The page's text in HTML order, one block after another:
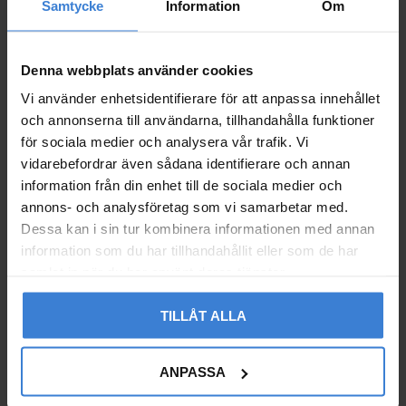
Samtycke Information Om
Denna webbplats använder cookies
Vi använder enhetsidentifierare för att anpassa innehållet
och annonserna till användarna, tillhandahålla funktioner
för sociala medier och analysera vår trafik. Vi
vidarebefordrar även sådana identifierare och annan
information från din enhet till de sociala medier och
annons- och analysföretag som vi samarbetar med.
Dessa kan i sin tur kombinera informationen med annan
information som du har tillhandahållit eller som de har
TILLÅT ALLA
ANPASSA
Sikkerhedsventil 4171
G20/22mm 2,5Bar Mess
ing Beulco
5005297
459KR
Sikkerhedsventil 4171
G20xCU22 2,0Bar Messi
ng Beulco
5005296
459KR